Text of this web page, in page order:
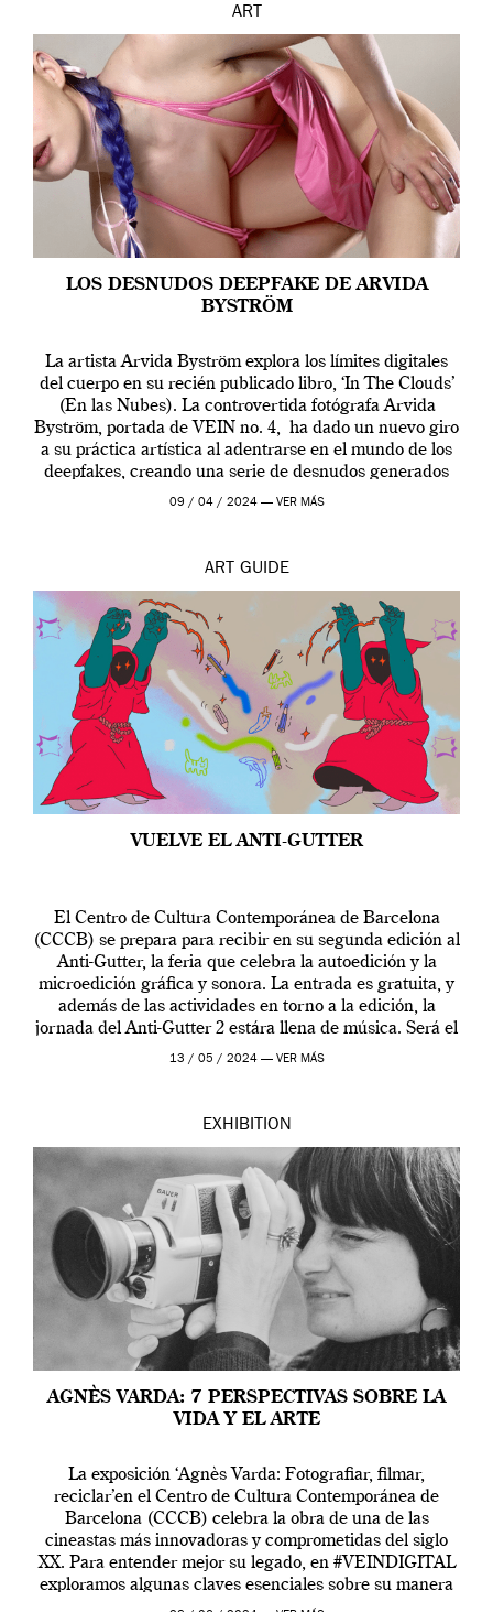
ART
LOS DESNUDOS DEEPFAKE DE ARVIDA
BYSTRÖM
La artista Arvida Byström explora los límites digitales
del cuerpo en su recién publicado libro, ‘In The Clouds’
(En las Nubes). La controvertida fotógrafa Arvida
Byström, portada de VEIN no. 4, ha dado un nuevo giro
a su práctica artística al adentrarse en el mundo de los
deepfakes, creando una serie de desnudos generados
por […]
09 / 04 / 2024 — VER MÁS
ART GUIDE
VUELVE EL ANTI-GUTTER
El Centro de Cultura Contemporánea de Barcelona
(CCCB) se prepara para recibir en su segunda edición al
Anti-Gutter, la feria que celebra la autoedición y la
microedición gráfica y sonora. La entrada es gratuita, y
además de las actividades en torno a la edición, la
jornada del Anti-Gutter 2 estára llena de música. Será el
[…]
13 / 05 / 2024 — VER MÁS
EXHIBITION
AGNÈS VARDA: 7 PERSPECTIVAS SOBRE LA
VIDA Y EL ARTE
La exposición ‘Agnès Varda: Fotografiar, filmar,
reciclar’en el Centro de Cultura Contemporánea de
Barcelona (CCCB) celebra la obra de una de las
cineastas más innovadoras y comprometidas del siglo
XX. Para entender mejor su legado, en #VEINDIGITAL
exploramos algunas claves esenciales sobre su manera
de entender la vida, el cine y el arte contemporáneo.